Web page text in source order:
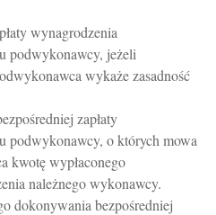
wynagrodzenia
podwykonawcy, jeżeli
wykaże zasadność
zapłaty
podwykonawcy, o których mowa
kwotę wypłaconego
należnego wykonawcy.
dokonywania bezpośredniej